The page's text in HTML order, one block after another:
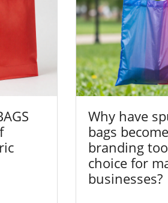
Why have
bags
branding
choice for
businesses?